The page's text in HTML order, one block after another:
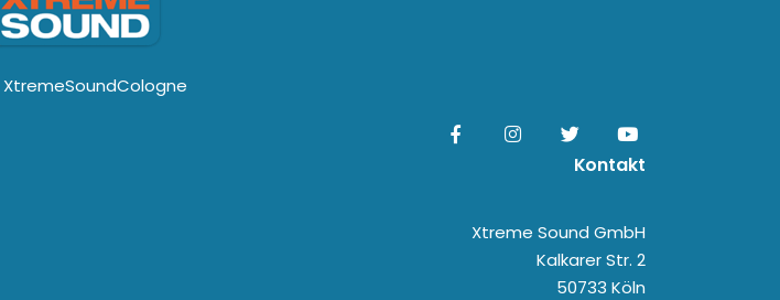
XtremeSoundCologne
Kontakt
Xtreme Sound GmbH
Kalkarer Str. 2
50733 Köln